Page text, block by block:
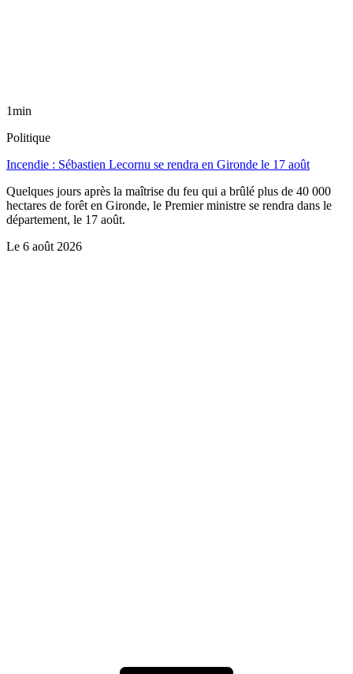
1min
Politique
Incendie : Sébastien Lecornu se rendra en Gironde le 17 août
Quelques jours après la maîtrise du feu qui a brûlé plus de 40 000
hectares de forêt en Gironde, le Premier ministre se rendra dans le
département, le 17 août.
Le 6 août 2026